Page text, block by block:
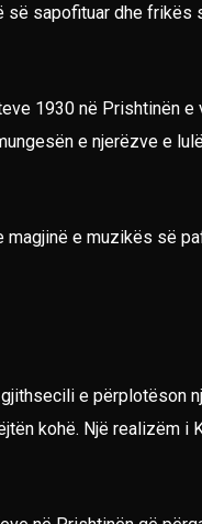
së sapofituar dhe frikës
1930 në Prishtinën
e njerëzve e
magjinë e muzikës së
e përplotëson
kohë. Një realizëm i